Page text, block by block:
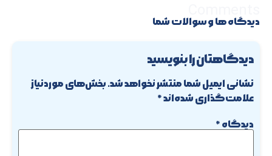
دیدگاه ها و سوالات شما
دیدگاهتان را بنویسید
نشانی ایمیل شما منتشر نخواهد شد.بخش‌های موردنیاز
علامت‌گذاری شده‌اند*
دیدگاه*